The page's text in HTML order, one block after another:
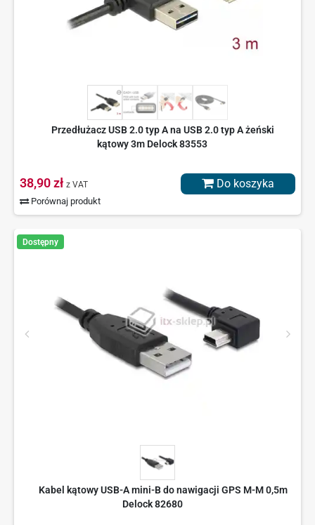
Przedłużacz USB 2.0 typ A na USB 2.0 typ A żeński
kątowy 3m Delock 83553
38,90 zł z VAT
Porównaj produkt
Do koszyka
Dostępny
Kabel kątowy USB-A mini-B do nawigacji GPS M-M 0,5m
Delock 82680